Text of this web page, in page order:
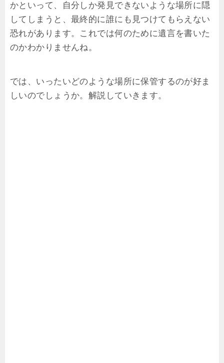
かといって、自分しか発見できないような場所に隠
してしまうと、最終的に誰にも見つけてもらえない
恐れがあります。これでは何のために遺言を書いた
のかわかりませんね。
では、いったいどのような場所に保管するのが好ま
しいのでしょうか。解説していきます。